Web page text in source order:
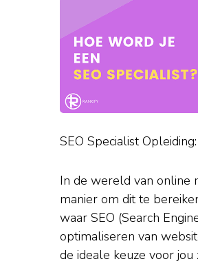
SEO Specialist
In de wereld van online
manier om dit te
waar SEO (Search
optimaliseren van
de ideale keuze voor jou